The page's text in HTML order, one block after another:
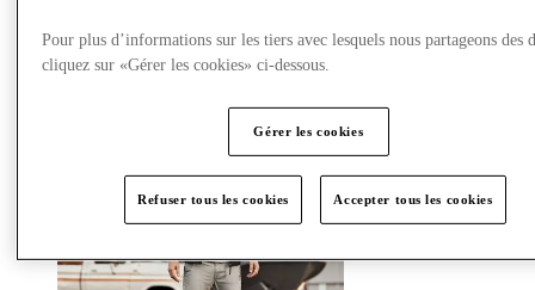
Pour plus d’informations sur les tiers avec lesquels nous partageons des
cliquez sur «Gérer les cookies» ci-dessous.
Gérer les cookies
Refuser tous les cookies Accepter tous les cookies